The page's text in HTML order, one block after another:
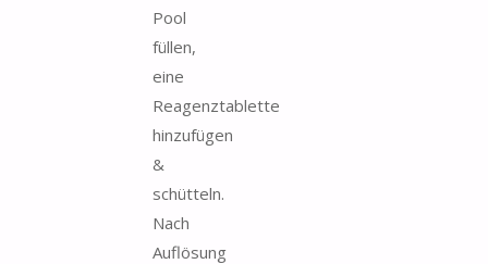
Pool
füllen,
eine
Reagenztablette
hinzufügen
&
schütteln.
Nach
Auflösung